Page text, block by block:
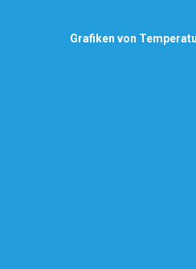
Grafiken von